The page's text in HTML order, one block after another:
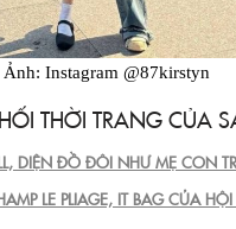
Ảnh: Instagram @87kirstyn
THỜI TRANG CỦA
DIỆN ĐỒ ĐÔI NHƯ MẸ CON
LE PLIAGE, IT BAG CỦA